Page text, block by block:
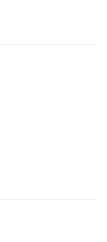
моды
моды,
с 26 сентября
Примерно
в…
на Euro